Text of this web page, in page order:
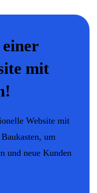
mit
Website mit
um
und neue Kunden